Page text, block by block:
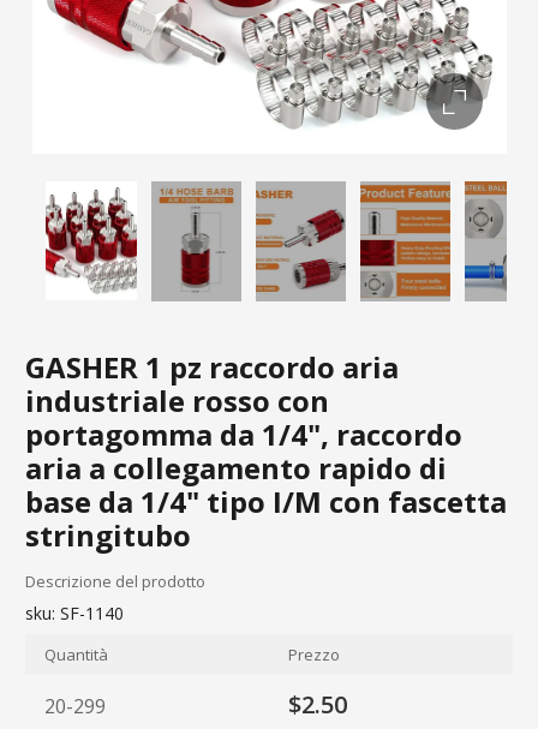
GASHER 1 pz raccordo aria
industriale rosso con
portagomma da 1/4", raccordo
aria a collegamento rapido di
base da 1/4" tipo I/M con fascetta
stringitubo
Descrizione del prodotto
sku: SF-1140
Quantità Prezzo
20-299 $2.50